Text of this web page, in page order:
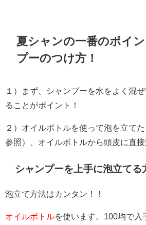
夏シャンの一番のポイ
プーのつけ方！
１）まず、シャンプーを水をよく混
ることがポイント！
２）オイルボトルを使って泡を立て
参照）、オイルボトルから頭皮に直
シャンプーを上手に泡立てる
泡立て方法はカンタン！！
オイルボトルを使います。100均で入